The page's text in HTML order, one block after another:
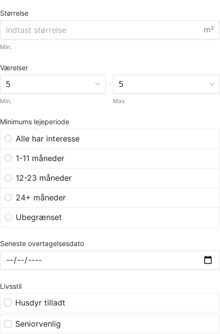
Størrelse
m²
Min.
Værelser
Min.
-
Max.
Minimums lejeperiode
Alle har interesse
1-11 måneder
12-23 måneder
24+ måneder
Ubegrænset
Seneste overtagelsesdato
Livsstil
Husdyr tilladt
Seniorvenlig